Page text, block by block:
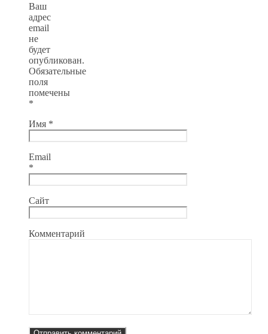
Ваш
адрес
email
не
будет
опубликован.
Обязательные
поля
помечены
*
Имя *
Email
*
Сайт
Комментарий